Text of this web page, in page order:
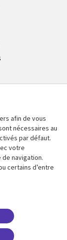
et
afin de vous
nécessaires au
par défaut.
votre
navigation.
certains d’entre